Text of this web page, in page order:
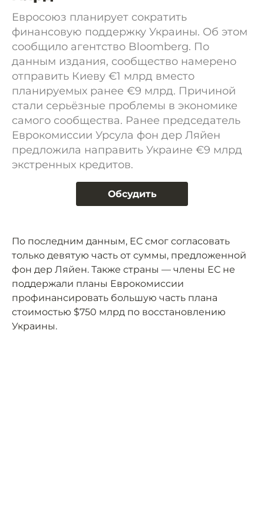
Евросоюз планирует сократить
финансовую поддержку Украины. Об этом
сообщило агентство Bloomberg. По
данным издания, сообщество намерено
отправить Киеву €1 млрд вместо
планируемых ранее €9 млрд. Причиной
стали серьёзные проблемы в экономике
самого сообщества. Ранее председатель
Еврокомиссии Урсула фон дер Ляйен
предложила направить Украине €9 млрд
экстренных кредитов.
Обсудить
По последним данным, ЕС смог согласовать
только девятую часть от суммы, предложенной
фон дер Ляйен. Также страны — члены ЕС не
поддержали планы Еврокомиссии
профинансировать большую часть плана
стоимостью $750 млрд по восстановлению
Украины.